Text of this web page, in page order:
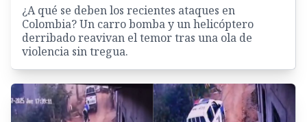
¿A qué se deben los recientes ataques en
Colombia? Un carro bomba y un helicóptero
derribado reavivan el temor tras una ola de
violencia sin tregua.